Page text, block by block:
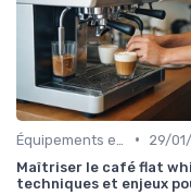
•
29/
Maîtriser le café flat
techniques et enjeux